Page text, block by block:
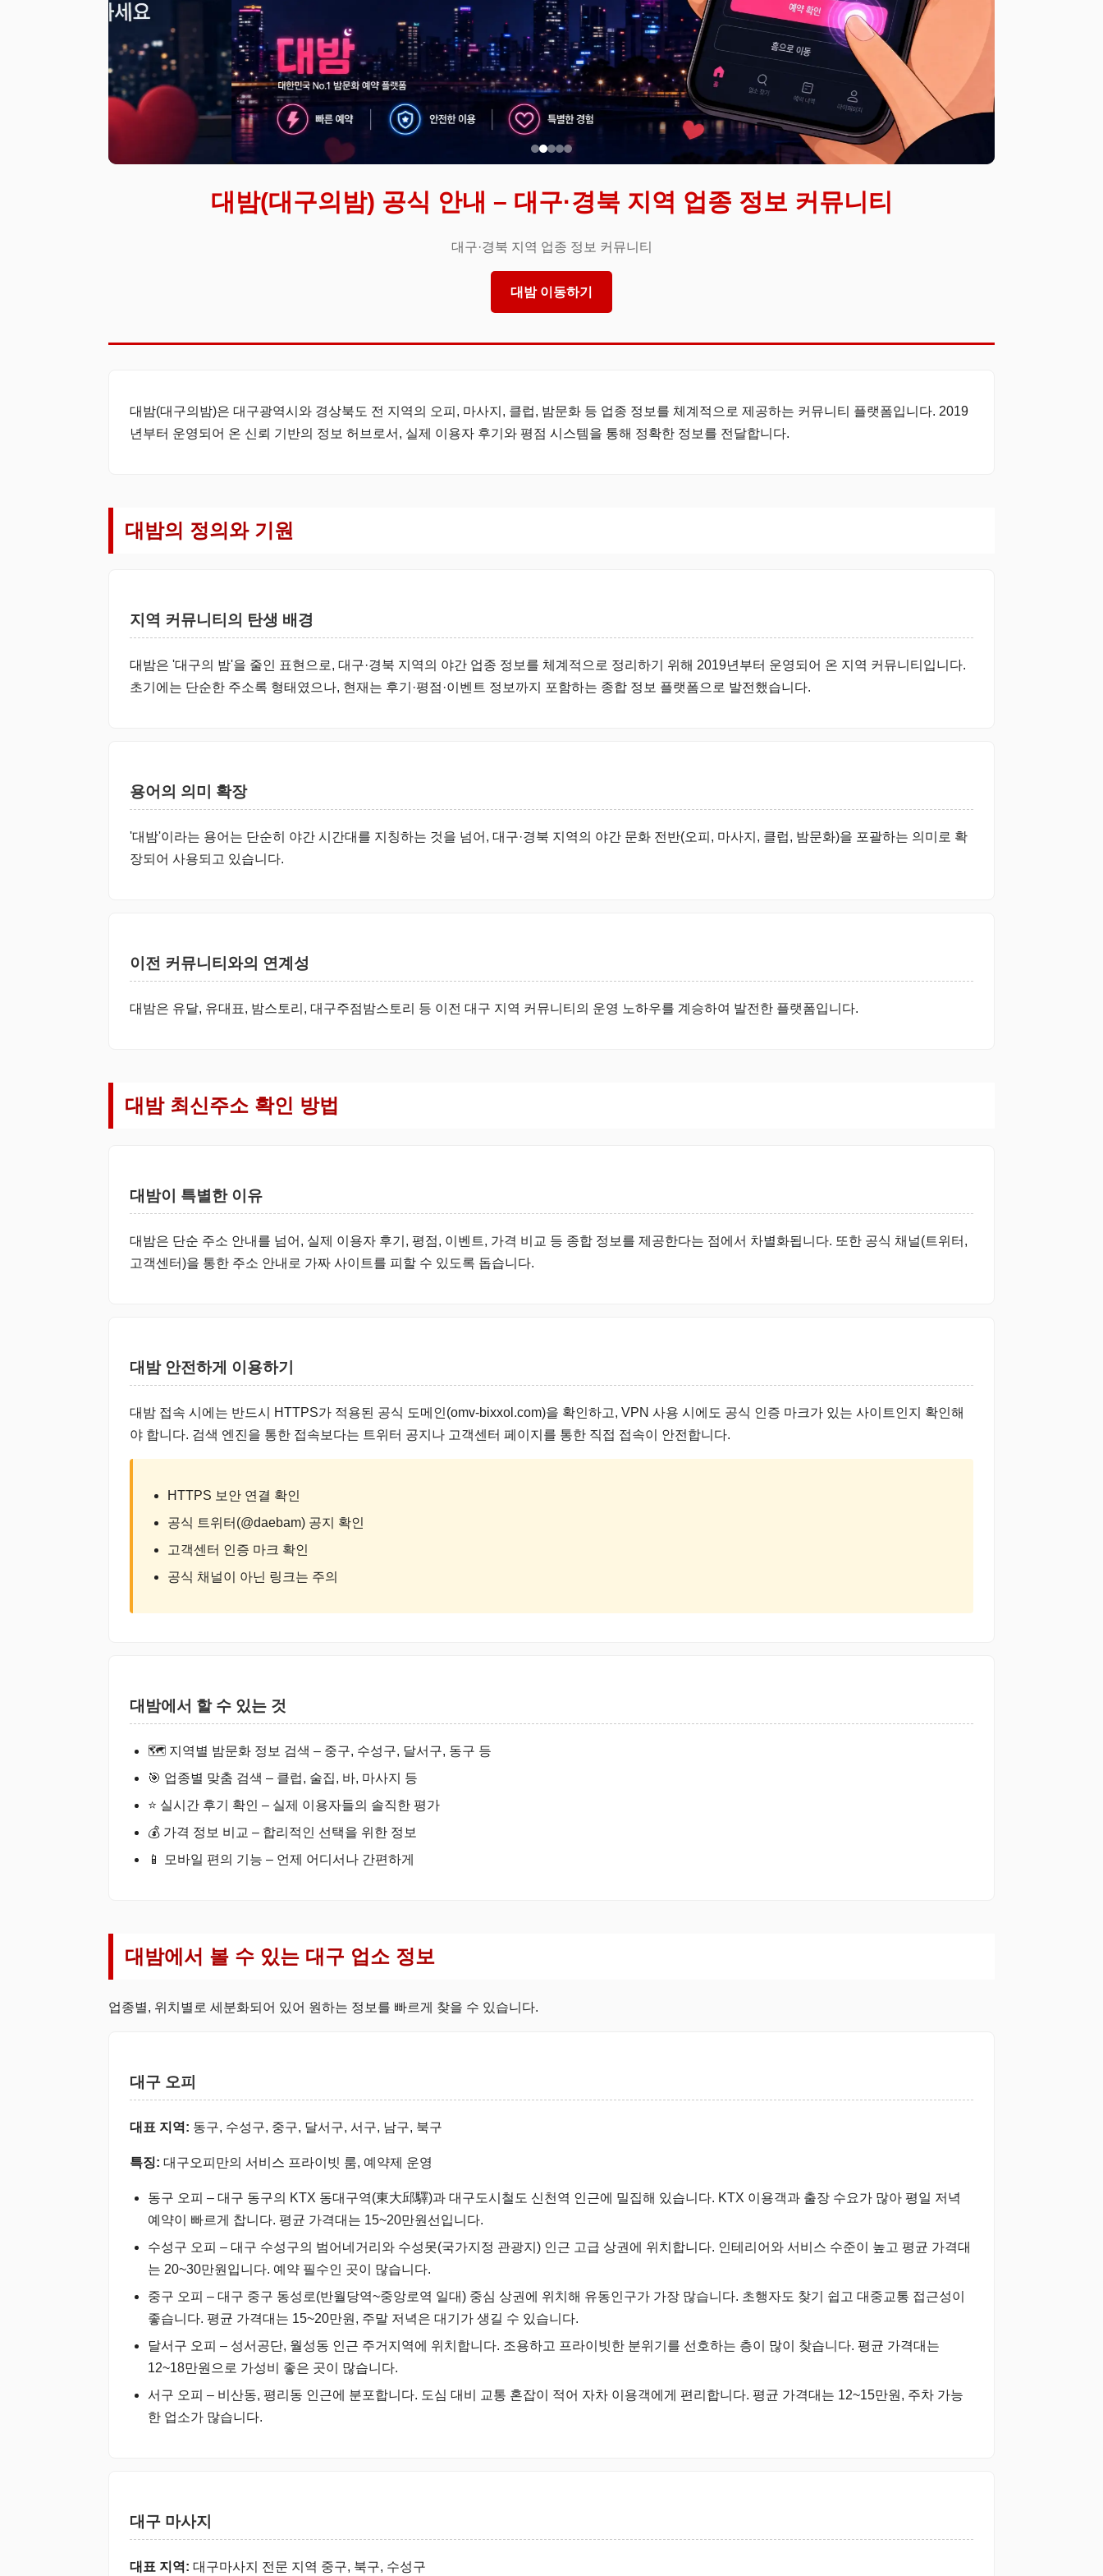
대밤(대구의밤) 공식 안내 – 대구·경북 지역 업종 정보 커뮤니티
대구·경북 지역 업종 정보 커뮤니티
대밤 이동하기
대밤(대구의밤)은 대구광역시와 경상북도 전 지역의 오피, 마사지, 클럽, 밤문화 등 업종 정보를 체계적으로 제공하는 커뮤니티 플랫폼입니다. 2019
년부터 운영되어 온 신뢰 기반의 정보 허브로서, 실제 이용자 후기와 평점 시스템을 통해 정확한 정보를 전달합니다.
대밤의 정의와 기원
지역 커뮤니티의 탄생 배경
대밤은 '대구의 밤'을 줄인 표현으로, 대구·경북 지역의 야간 업종 정보를 체계적으로 정리하기 위해 2019년부터 운영되어 온 지역 커뮤니티입니다.
초기에는 단순한 주소록 형태였으나, 현재는 후기·평점·이벤트 정보까지 포함하는 종합 정보 플랫폼으로 발전했습니다.
용어의 의미 확장
'대밤'이라는 용어는 단순히 야간 시간대를 지칭하는 것을 넘어, 대구·경북 지역의 야간 문화 전반(오피, 마사지, 클럽, 밤문화)을 포괄하는 의미로 확
장되어 사용되고 있습니다.
이전 커뮤니티와의 연계성
대밤은 유달, 유대표, 밤스토리, 대구주점밤스토리 등 이전 대구 지역 커뮤니티의 운영 노하우를 계승하여 발전한 플랫폼입니다.
대밤 최신주소 확인 방법
대밤이 특별한 이유
대밤은 단순 주소 안내를 넘어, 실제 이용자 후기, 평점, 이벤트, 가격 비교 등 종합 정보를 제공한다는 점에서 차별화됩니다. 또한 공식 채널(트위터,
고객센터)을 통한 주소 안내로 가짜 사이트를 피할 수 있도록 돕습니다.
대밤 안전하게 이용하기
대밤 접속 시에는 반드시 HTTPS가 적용된 공식 도메인(omv-bixxol.com)을 확인하고, VPN 사용 시에도 공식 인증 마크가 있는 사이트인지 확인해
야 합니다. 검색 엔진을 통한 접속보다는 트위터 공지나 고객센터 페이지를 통한 직접 접속이 안전합니다.
HTTPS 보안 연결 확인
공식 트위터(@daebam) 공지 확인
고객센터 인증 마크 확인
공식 채널이 아닌 링크는 주의
대밤에서 할 수 있는 것
🗺️ 지역별 밤문화 정보 검색 – 중구, 수성구, 달서구, 동구 등
🎯 업종별 맞춤 검색 – 클럽, 술집, 바, 마사지 등
⭐ 실시간 후기 확인 – 실제 이용자들의 솔직한 평가
💰 가격 정보 비교 – 합리적인 선택을 위한 정보
📱 모바일 편의 기능 – 언제 어디서나 간편하게
대밤에서 볼 수 있는 대구 업소 정보
업종별, 위치별로 세분화되어 있어 원하는 정보를 빠르게 찾을 수 있습니다.
대구 오피
대표 지역: 동구, 수성구, 중구, 달서구, 서구, 남구, 북구
특징: 대구오피만의 서비스 프라이빗 룸, 예약제 운영
동구 오피 – 대구 동구의 KTX 동대구역(東大邱驛)과 대구도시철도 신천역 인근에 밀집해 있습니다. KTX 이용객과 출장 수요가 많아 평일 저녁
예약이 빠르게 찹니다. 평균 가격대는 15~20만원선입니다.
수성구 오피 – 대구 수성구의 범어네거리와 수성못(국가지정 관광지) 인근 고급 상권에 위치합니다. 인테리어와 서비스 수준이 높고 평균 가격대
는 20~30만원입니다. 예약 필수인 곳이 많습니다.
중구 오피 – 대구 중구 동성로(반월당역~중앙로역 일대) 중심 상권에 위치해 유동인구가 가장 많습니다. 초행자도 찾기 쉽고 대중교통 접근성이
좋습니다. 평균 가격대는 15~20만원, 주말 저녁은 대기가 생길 수 있습니다.
달서구 오피 – 성서공단, 월성동 인근 주거지역에 위치합니다. 조용하고 프라이빗한 분위기를 선호하는 층이 많이 찾습니다. 평균 가격대는
12~18만원으로 가성비 좋은 곳이 많습니다.
서구 오피 – 비산동, 평리동 인근에 분포합니다. 도심 대비 교통 혼잡이 적어 자차 이용객에게 편리합니다. 평균 가격대는 12~15만원, 주차 가능
한 업소가 많습니다.
대구 마사지
대표 지역: 대구마사지 전문 지역 중구, 북구, 수성구